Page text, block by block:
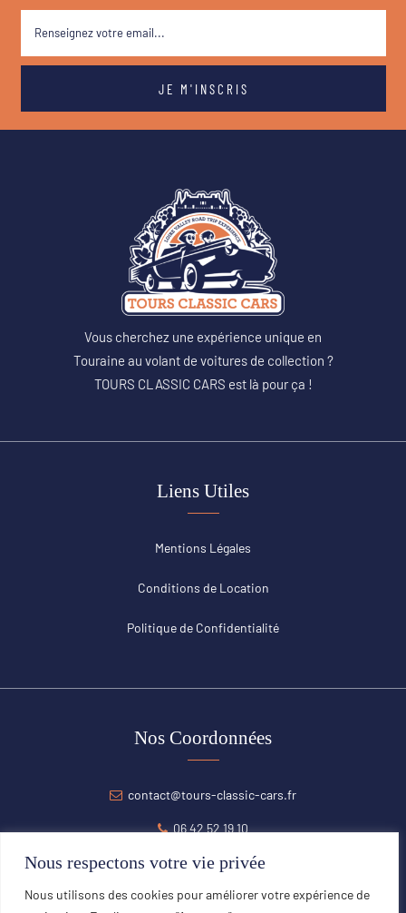
Nous respectons votre vie privée
Nous utilisons des cookies pour améliorer votre expérience de
Vous cherchez une expérience unique en
Touraine au volant de voitures de collection ?
TOURS CLASSIC CARS est là pour ça !
Liens Utiles
Mentions Légales
Conditions de Location
Politique de Confidentialité
Nos Coordonnées
contact@tours-classic-cars.fr
06 42 52 19 10